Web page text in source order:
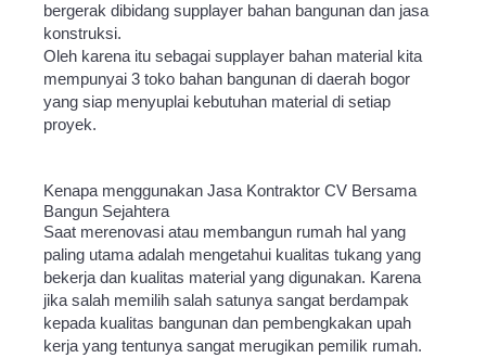
bergerak dibidang supplayer bahan bangunan dan jasa
konstruksi.
Oleh karena itu sebagai supplayer bahan material kita
mempunyai 3 toko bahan bangunan di daerah bogor
yang siap menyuplai kebutuhan material di setiap
proyek.
Kenapa menggunakan Jasa Kontraktor CV Bersama
Bangun Sejahtera
Saat merenovasi atau membangun rumah hal yang
paling utama adalah mengetahui kualitas tukang yang
bekerja dan kualitas material yang digunakan. Karena
jika salah memilih salah satunya sangat berdampak
kepada kualitas bangunan dan pembengkakan upah
kerja yang tentunya sangat merugikan pemilik rumah.